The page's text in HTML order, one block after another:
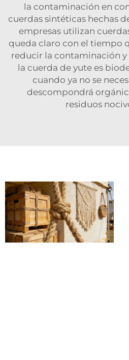
la contaminación en
cuerdas sintéticas hechas
empresas utilizan
queda claro con el tiempo
reducir la contaminación y
la cuerda de yute es
cuando ya no se
descompondrá
residuos